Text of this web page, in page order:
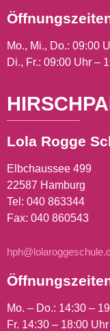
Mo., Mi., Do.: 09:00
Di., Fr.: 09:00 Uhr –
Lola Rogge
Elbchaussee 499
22587 Hamburg
Tel: 040 863344
Fax: 040 860543
Mo. – Do.: 14:30 –
Fr. 14:30 – 18:00 Uhr